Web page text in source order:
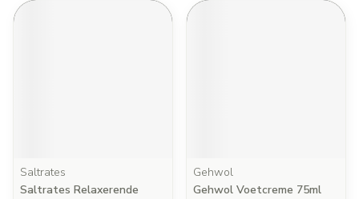
Saltrates
Saltrates Relaxerende
Gehwol
Gehwol Voetcreme 75ml